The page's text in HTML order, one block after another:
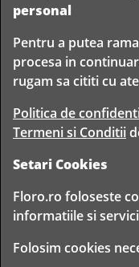
Livrare
rapida
TIMP
Copyright
FLORO
personal
Pentru a putea
procesa in
rugam sa cititi cu
Politica de
Termeni si Conditii
Setari Cookies
Floro.ro foloseste
informatiile si
Folosim cookies